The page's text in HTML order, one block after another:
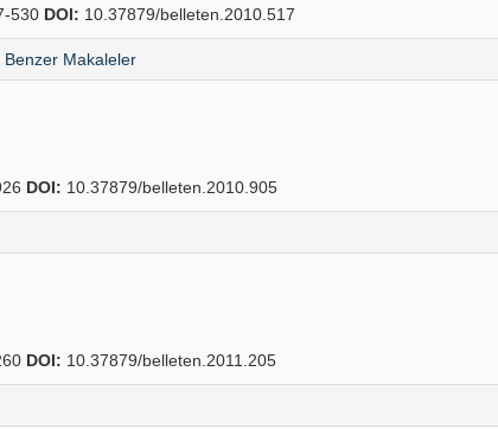
530 DOI: 10.37879/belleten.2010.517
Benzer Makaleler
DOI: 10.37879/belleten.2010.905
DOI: 10.37879/belleten.2011.205